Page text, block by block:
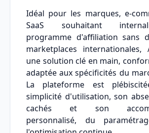
Idéal pour les marques, e-
SaaS souhaitant
programme d'affiliation sans
marketplaces internationales,
une solution clé en main,
adaptée aux spécificités du
La plateforme est
simplicité d'utilisation, son
cachés et son
personnalisé, du